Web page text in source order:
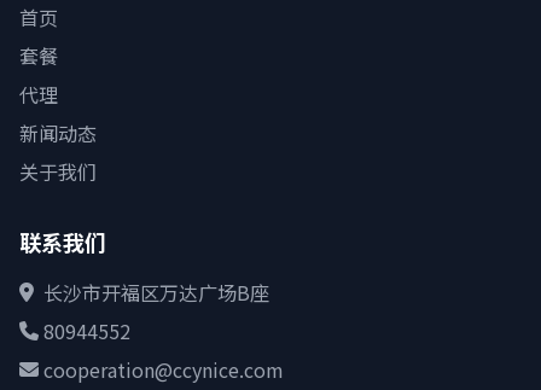
首页
套餐
代理
新闻动态
关于我们
联系我们
长沙市开福区万达广场B座
80944552
cooperation@ccynice.com